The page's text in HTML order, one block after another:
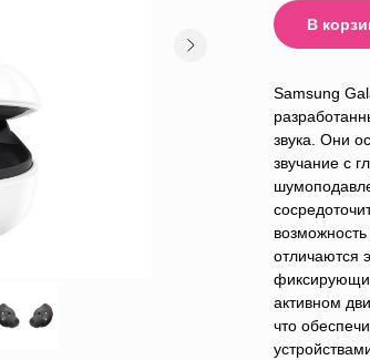
В
Samsung
звука. Они
звучание с
отличаются
активном
что